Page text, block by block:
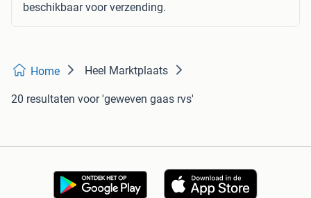
beschikbaar voor verzending.
Home Heel Marktplaats
20 resultaten voor 'geweven gaas rvs'